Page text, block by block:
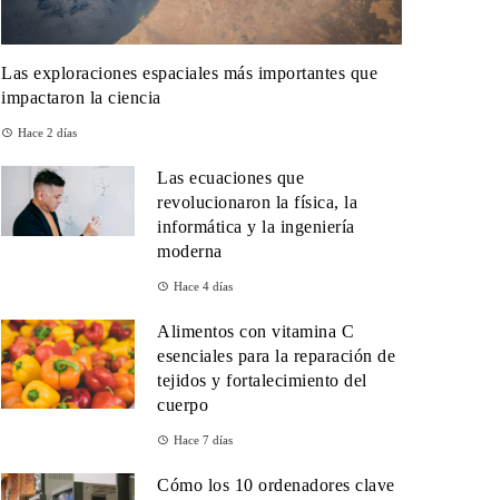
Las exploraciones espaciales más importantes que
impactaron la ciencia
Hace 2 días
Las ecuaciones que
revolucionaron la física, la
informática y la ingeniería
moderna
Hace 4 días
Alimentos con vitamina C
esenciales para la reparación de
tejidos y fortalecimiento del
cuerpo
Hace 7 días
Cómo los 10 ordenadores clave